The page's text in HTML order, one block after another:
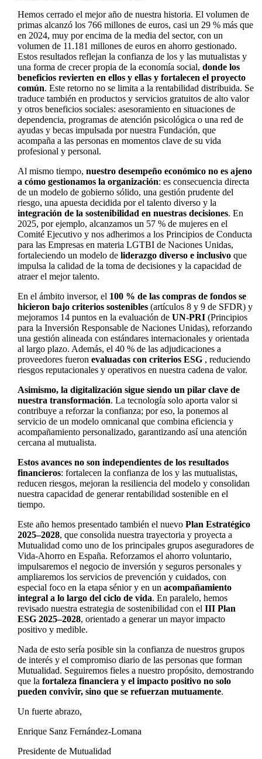
Hemos cerrado el mejor año de nuestra historia. El volumen de
primas alcanzó los 766 millones de euros, casi un 29 % más que
en 2024, muy por encima de la media del sector, con un
volumen de 11.181 millones de euros en ahorro gestionado.
Estos resultados reflejan la confianza de los y las mutualistas y
una forma de crecer propia de la economía social, donde los
beneficios revierten en ellos y ellas y fortalecen el proyecto
común. Este retorno no se limita a la rentabilidad distribuida. Se
traduce también en productos y servicios gratuitos de alto valor
y otros beneficios sociales: asesoramiento en situaciones de
dependencia, programas de atención psicológica o una red de
ayudas y becas impulsada por nuestra Fundación, que
acompaña a las personas en momentos clave de su vida
profesional y personal.
Al mismo tiempo, nuestro desempeño económico no es ajeno
a cómo gestionamos la organización: es consecuencia directa
de un modelo de gobierno sólido, una gestión prudente del
riesgo, una apuesta decidida por el talento diverso y la
integración de la sostenibilidad en nuestras decisiones. En
2025, por ejemplo, alcanzamos un 57 % de mujeres en el
Comité Ejecutivo y nos adherimos a los Principios de Conducta
para las Empresas en materia LGTBI de Naciones Unidas,
fortaleciendo un modelo de liderazgo diverso e inclusivo que
impulsa la calidad de la toma de decisiones y la capacidad de
atraer el mejor talento.
En el ámbito inversor, el 100 % de las compras de fondos se
hicieron bajo criterios sostenibles (artículos 8 y 9 de SFDR) y
mejoramos 14 puntos en la evaluación de UN-PRI (Principios
para la Inversión Responsable de Naciones Unidas), reforzando
una gestión alineada con estándares internacionales y orientada
al largo plazo. Además, el 40 % de las adjudicaciones a
proveedores fueron evaluadas con criterios ESG , reduciendo
riesgos reputacionales y operativos en nuestra cadena de valor.
Asimismo, la digitalización sigue siendo un pilar clave de
nuestra transformación. La tecnología solo aporta valor si
contribuye a reforzar la confianza; por eso, la ponemos al
servicio de un modelo omnicanal que combina eficiencia y
acompañamiento personalizado, garantizando así una atención
cercana al mutualista.
Estos avances no son independientes de los resultados
financieros: fortalecen la confianza de los y las mutualistas,
reducen riesgos, mejoran la resiliencia del modelo y consolidan
nuestra capacidad de generar rentabilidad sostenible en el
tiempo.
Este año hemos presentado también el nuevo Plan Estratégico
2025–2028, que consolida nuestra trayectoria y proyecta a
Mutualidad como uno de los principales grupos aseguradores de
Vida-Ahorro en España. Reforzamos el ahorro voluntario,
impulsaremos el negocio de inversión y seguros personales y
ampliaremos los servicios de prevención y cuidados, con
especial foco en la etapa sénior y en un acompañamiento
integral a lo largo del ciclo de vida. En paralelo, hemos
revisado nuestra estrategia de sostenibilidad con el III Plan
ESG 2025–2028, orientado a generar un mayor impacto
positivo y medible.
Nada de esto sería posible sin la confianza de nuestros grupos
de interés y el compromiso diario de las personas que forman
Mutualidad. Seguiremos fieles a nuestro propósito, demostrando
que la fortaleza financiera y el impacto positivo no solo
pueden convivir, sino que se refuerzan mutuamente.
Un fuerte abrazo,
Enrique Sanz Fernández-Lomana
Presidente de Mutualidad